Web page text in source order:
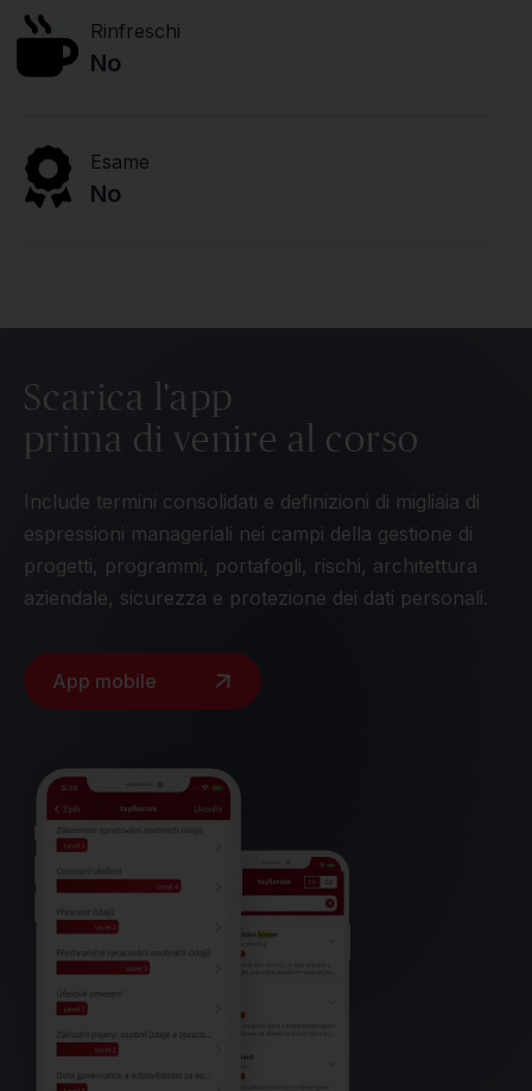
Rinfreschi
No
Esame
No
Scarica l'app
prima di venire al corso
Include termini consolidati e definizioni di migliaia di
espressioni manageriali nei campi della gestione di
progetti, programmi, portafogli, rischi, architettura
aziendale, sicurezza e protezione dei dati personali.
App mobile